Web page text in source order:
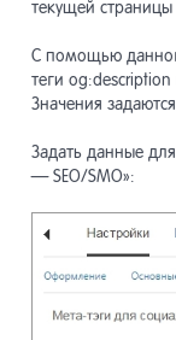
текущей страницы
С помощью
теги
Значения
Задать данные
— SEO/SMO»: